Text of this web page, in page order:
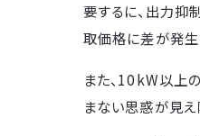
要するに、出力抑
取価格に差が発生
また、10kW以上
まない思惑が見え